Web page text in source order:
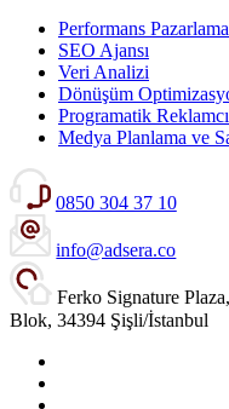
Performans
SEO Ajansı
Veri Analizi
Dönüşüm
Programatik
Medya Planlama ve
0850 304 37 10
info@adsera.co
Ferko Signature
Blok, 34394 Şişli/İstanbul